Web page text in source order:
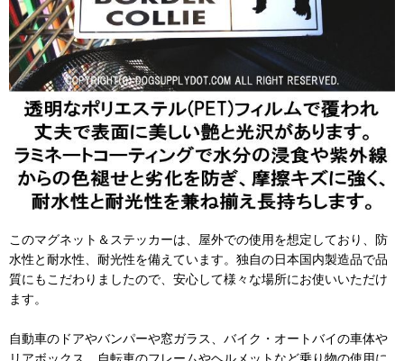
このマグネット＆ステッカーは、屋外での使用を想定しており、防
水性と耐水性、耐光性を備えています。独自の日本国内製造品で品
質にもこだわりましたので、安心して様々な場所にお使いいただけ
ます。
自動車のドアやバンパーや窓ガラス、バイク・オートバイの車体や
リアボックス、自転車のフレームやヘルメットなど乗り物の使用に